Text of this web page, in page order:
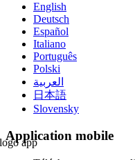
English
Deutsch
Español
Italiano
Português
Polski
العربية
日本語
Slovensky
Application mobile